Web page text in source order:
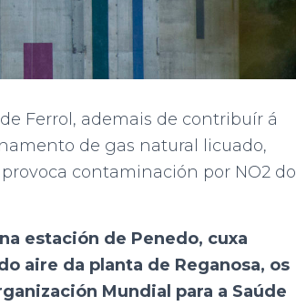
Ferrol, ademais de contribuír á
de gas natural licuado,
contaminación por NO2 do
estación de Penedo, cuxa
aire da planta de Reganosa, os
Mundial para a Saúde